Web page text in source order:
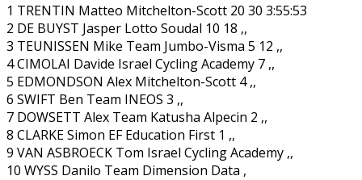
1 TRENTIN Matteo Mitchelton-Scott 20 30 3:55:53
2 DE BUYST Jasper Lotto Soudal 10 18 ,,
3 TEUNISSEN Mike Team Jumbo-Visma 5 12 ,,
4 CIMOLAI Davide Israel Cycling Academy 7 ,,
5 EDMONDSON Alex Mitchelton-Scott 4 ,,
6 SWIFT Ben Team INEOS 3 ,,
7 DOWSETT Alex Team Katusha Alpecin 2 ,,
8 CLARKE Simon EF Education First 1 ,,
9 VAN ASBROECK Tom Israel Cycling Academy ,,
10 WYSS Danilo Team Dimension Data ,